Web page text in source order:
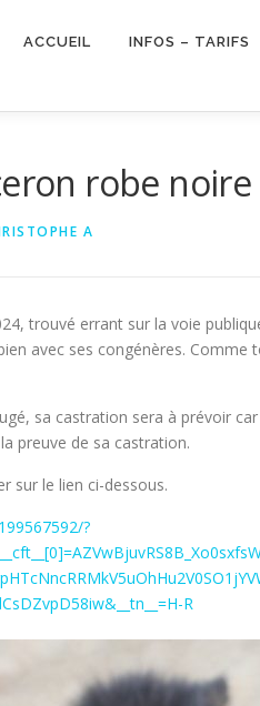
ACCUEIL INFOS – TARIFS
robe
A
trouvé errant sur la voie
avec ses congénères.
sa castration sera à prévoir
preuve de sa castration.
sur le lien ci-dessous.
?
R